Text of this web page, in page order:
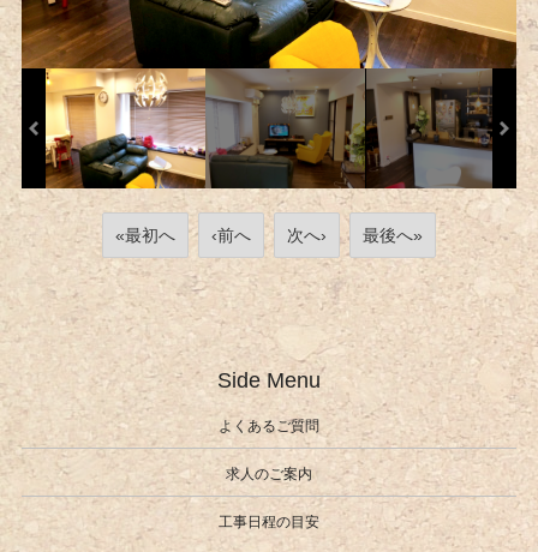
«最初へ ‹前へ 次へ› 最後へ»
Side Menu
よくあるご質問
求人のご案内
工事日程の目安